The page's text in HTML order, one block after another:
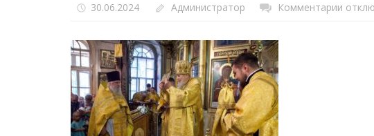
30.06.2024 Администратор Комментарии к